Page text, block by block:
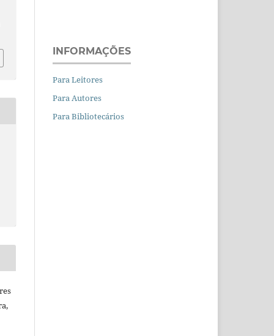
INFORMAÇÕES
Para Leitores
Para Autores
Para Bibliotecários